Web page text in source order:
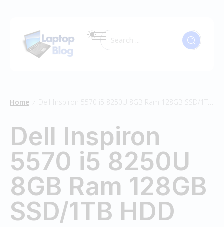
Home Dell Inspiron 5570 i5 8250U 8GB Ram 128GB SSD/1TB HDD
Dell Inspiron
5570 i5 8250U
8GB Ram 128GB
SSD/1TB HDD